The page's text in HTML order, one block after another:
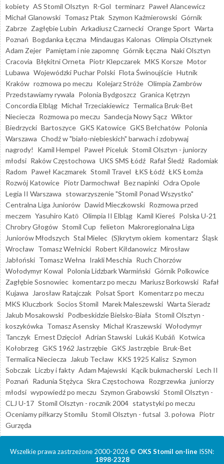
kobiety AS Stomil Olsztyn R-Gol terminarz Paweł Alancewicz
Michał Glanowski Tomasz Ptak Szymon Kaźmierowski Górnik
Zabrze Zagłębie Lubin Arkadiusz Czarnecki Orange Sport Warta
Poznań Bogdanka Łęczna Mindaugas Kalonas Olimpia Olsztynek
Adam Zejer Pamiętam i nie zapomnę Górnik Łęczna Naki Olsztyn
Cracovia Błękitni Orneta Piotr Klepczarek MKS Korsze Motor
Lubawa Wojewódzki Puchar Polski Flota Świnoujście Hutnik
Kraków rozmowa po meczu Kolejarz Stróże Olimpia Zambrów
Przedstawiamy rywala Polonia Bydgoszcz Granica Kętrzyn
Concordia Elbląg Michał Trzeciakiewicz Termalica Bruk-Bet
Nieciecza Rozmowa po meczu Sandecja Nowy Sącz Wiktor
Biedrzycki Bartoszyce GKS Katowice GKS Bełchatów Polonia
Warszawa Chodź w "biało-niebieskich" barwach i zdobywaj
nagrody!
Kamil Hempel Paweł Piceluk Stomil Olsztyn - juniorzy
młodsi Raków Częstochowa UKS SMS Łódź Rafał Śledź Radomiak
Radom Paweł Kaczmarek Stomil Travel ŁKS Łódź ŁKS Łomża
Rozwój Katowice Piotr Darmochwał Bez napinki Odra Opole
Legia II Warszawa stowarzyszenie "Stomil Ponad Wszystko"
Centralna Liga Juniorów Dawid Mieczkowski Rozmowa przed
meczem Yasuhiro Katō Olimpia II Elbląg Kamil Kiereś Polska U-21
Chrobry Głogów Stomil Cup felieton Makroregionalna Liga
Juniorów Młodszych Stal Mielec (S)krytym okiem komentarz Śląsk
Wrocław Tomasz Wełnicki Robert Kiłdanowicz Mirosław
Jabłoński Tomasz Wełna Irakli Meschia Ruch Chorzów
Wołodymyr Kowal Polonia Lidzbark Warmiński Górnik Polkowice
Zagłębie Sosnowiec komentarz po meczu Mariusz Borkowski Rafał
Kujawa
Jarosław Ratajczak Polsat Sport Komentarz po meczu
MKS Kluczbork Socios Stomil Marek Maleszewski Warta Sieradz
Jakub Mosakowski Podbeskidzie Bielsko-Biała Stomil Olsztyn -
koszykówka Tomasz Asensky Michał Kraszewski Wołodymyr
Tanczyk Ernest Dzięcioł Adrian Stawski Lukáš Kubáň Kotwica
Kołobrzeg GKS 1962 Jastrzębie GKS Jastrzębie Bruk-Bet
Termalica Nieciecza
Jakub Tecław KKS 1925 Kalisz Szymon
Sobczak Liczby i fakty Adam Majewski Kącik bukmacherski Lech II
Poznań Radunia Stężyca Skra Częstochowa Rozgrzewka juniorzy
młodsi wypowiedź po meczu Szymon Grabowski Stomil Olsztyn -
CLJ U-17 Stomil Olsztyn - rocznik 2004 statystyki po meczu
Oceniamy piłkarzy Stomilu Stomil Olsztyn - futsal 3. połowa Piotr
Gurzęda
Wszelkie prawa zastrzeżone 2000-2026 © OKS Stomil on-line ISSN:
1898-2328